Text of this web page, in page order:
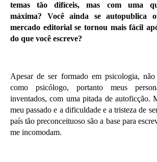
temas tão difíceis, mas com uma
máxima? Você ainda se autopublica
mercado editorial se tornou mais fácil
do que você escreve?
Apesar de ser formado em psicologia,
como psicólogo, portanto meus
inventados, com uma pitada de autoficção.
meu passado e a dificuldade e a tristeza de
país tão preconceituoso são a base para
me incomodam.